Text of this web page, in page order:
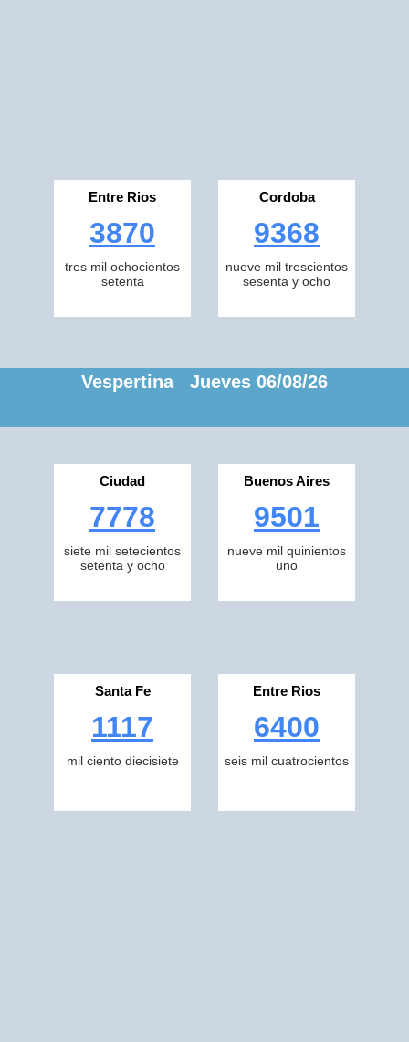
Entre Rios
3870
tres mil ochocientos
setenta
Cordoba
9368
nueve mil trescientos
sesenta y ocho
Vespertina Jueves 06/08/26
Ciudad
7778
siete mil setecientos
setenta y ocho
Buenos Aires
9501
nueve mil quinientos
uno
Santa Fe
1117
mil ciento diecisiete
Entre Rios
6400
seis mil cuatrocientos